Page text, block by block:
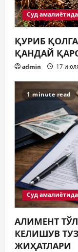
Суд
ҚУРИБ
ҚАНДАЙ
admin 17
1 minute read
Суд
АЛИМЕНТ
КЕЛИШУВ
ЖИҲАТЛАРИ